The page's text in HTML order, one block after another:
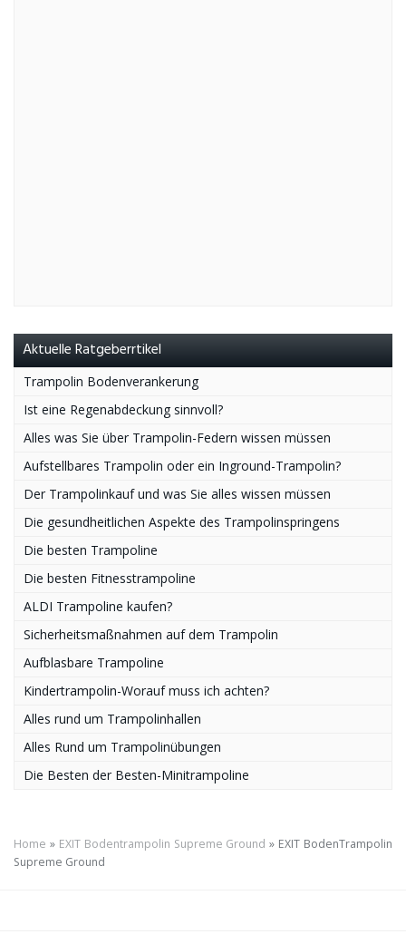
Aktuelle Ratgeberrtikel
Trampolin Bodenverankerung
Ist eine Regenabdeckung sinnvoll?
Alles was Sie über Trampolin-Federn wissen müssen
Aufstellbares Trampolin oder ein Inground-Trampolin?
Der Trampolinkauf und was Sie alles wissen müssen
Die gesundheitlichen Aspekte des Trampolinspringens
Die besten Trampoline
Die besten Fitnesstrampoline
ALDI Trampoline kaufen?
Sicherheitsmaßnahmen auf dem Trampolin
Aufblasbare Trampoline
Kindertrampolin-Worauf muss ich achten?
Alles rund um Trampolinhallen
Alles Rund um Trampolinübungen
Die Besten der Besten-Minitrampoline
Home » EXIT Bodentrampolin Supreme Ground » EXIT BodenTrampolin
Supreme Ground